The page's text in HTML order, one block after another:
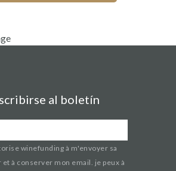
al boletín
winefunding à m'envoyer sa
à conserver mon email. je peux à